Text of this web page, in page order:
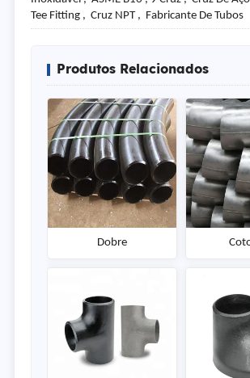
Tee Fitting , Cruz NPT , Fabricante De Tubos
Produtos Relacionados
Dobre